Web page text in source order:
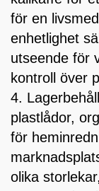
för en
enhetlighet
utseende för
kontroll över
4.
plastlådor,
för
olika